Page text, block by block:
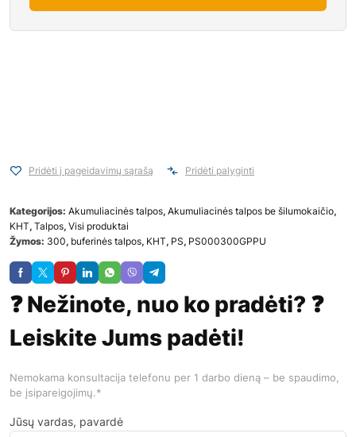
Pridėti į pageidavimų sąrašą Pridėti palyginti
Kategorijos: Akumuliacinės talpos, Akumuliacinės talpos be šilumokaičio,
KHT, Talpos, Visi produktai
Žymos: 300, buferinės talpos, KHT, PS, PS000300GPPU
❓ Nežinote, nuo ko pradėti? ❓
Leiskite Jums padėti!
Nemokama konsultacija telefonu per 1 darbo dieną – be spaudimo,
be įsipareigojimų.*
Jūsų vardas, pavardė